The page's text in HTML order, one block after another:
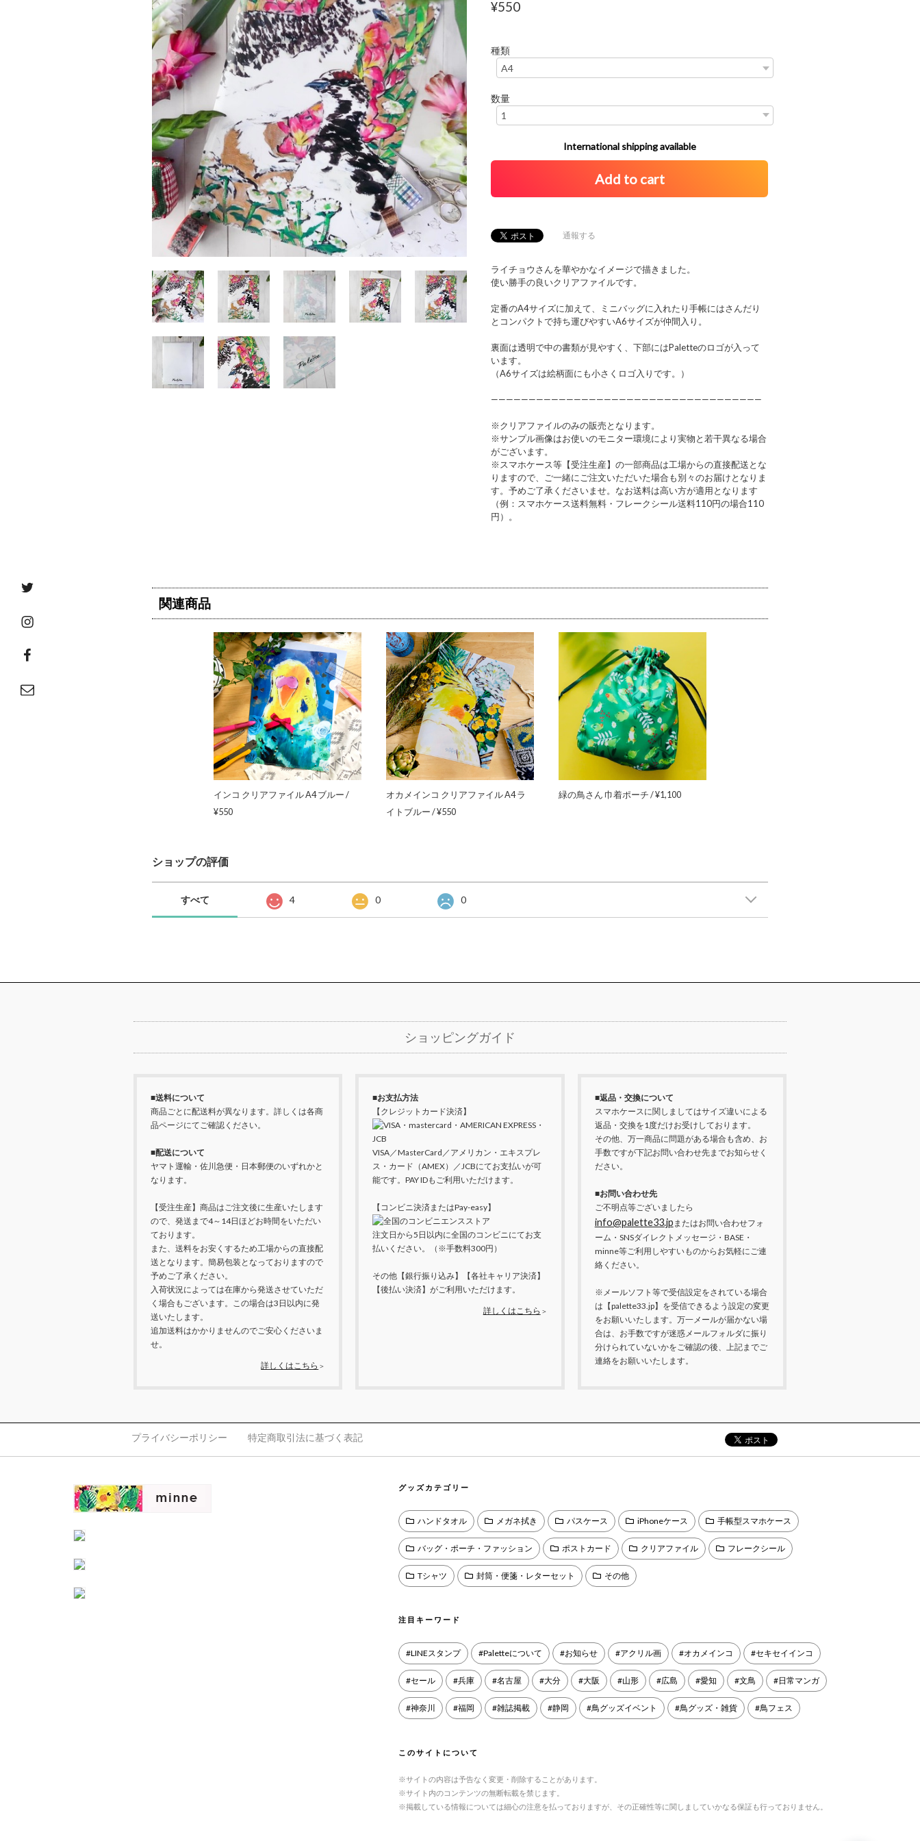
¥550
種類
数量
International shipping available
Add to cart
通報する
ライチョウさんを華やかなイメージで描きました。
使い勝手の良いクリアファイルです。
定番のA4サイズに加えて、ミニバッグに入れたり手帳にはさんだり
とコンパクトで持ち運びやすいA6サイズが仲間入り。
裏面は透明で中の書類が見やすく、下部にはPaletteのロゴが入って
います。
（A6サイズは絵柄面にも小さくロゴ入りです。）
————————————————————————————————————
※クリアファイルのみの販売となります。
※サンプル画像はお使いのモニター環境により実物と若干異なる場合
がございます。
※スマホケース等【受注生産】の一部商品は工場からの直接配送とな
りますので、ご一緒にご注文いただいた場合も別々のお届けとなりま
す。予めご了承くださいませ。なお送料は高い方が適用となります
（例：スマホケース送料無料・フレークシール送料110円の場合110
円）。
関連商品
インコ クリアファイル A4 ブルー /
¥550
オカメインコ クリアファイル A4 ラ
イトブルー / ¥550
緑の鳥さん 巾着ポーチ / ¥1,100
ショップの評価
すべて 4 0 0
ショッピングガイド
■送料について
商品ごとに配送料が異なります。詳しくは各商
品ページにてご確認ください。
■配送について
ヤマト運輸・佐川急便・日本郵便のいずれかと
なります。
【受注生産】商品はご注文後に生産いたします
ので、発送まで4～14日ほどお時間をいただい
ております。
また、送料をお安くするため工場からの直接配
送となります。簡易包装となっておりますので
予めご了承ください。
入荷状況によっては在庫から発送させていただ
く場合もございます。この場合は3日以内に発
送いたします。
追加送料はかかりませんのでご安心くださいま
せ。
詳しくはこちら ＞
■お支払方法
【クレジットカード決済】
VISA／MasterCard／アメリカン・エキスプレ
ス・カード（AMEX）／JCBにてお支払いが可
能です。PAY IDもご利用いただけます。
【コンビニ決済またはPay-easy】
注文日から5日以内に全国のコンビニにてお支
払いください。（※手数料300円）
その他【銀行振り込み】【各社キャリア決済】
【後払い決済】がご利用いただけます。
詳しくはこちら ＞
■返品・交換について
スマホケースに関しましてはサイズ違いによる
返品・交換を1度だけお受けしております。
その他、万一商品に問題がある場合も含め、お
手数ですが下記お問い合わせ先までお知らせく
ださい。
■お問い合わせ先
ご不明点等ございましたら
info@palette33.jp またはお問い合わせフォ
ーム・SNSダイレクトメッセージ・BASE・
minne等ご利用しやすいものからお気軽にご連
絡ください。
※メールソフト等で受信設定をされている場合
は【palette33.jp】を受信できるよう設定の変更
をお願いいたします。万一メールが届かない場
合は、お手数ですが迷惑メールフォルダに振り
分けられていないかをご確認の後、上記までご
連絡をお願いいたします。
プライバシーポリシー 特定商取引法に基づく表記
グッズカテゴリー
ハンドタオル メガネ拭き パスケース iPhoneケース 手帳型スマホケース
バッグ・ポーチ・ファッション ポストカード クリアファイル フレークシール
Tシャツ 封筒・便箋・レターセット その他
注目キーワード
LINEスタンプ Paletteについて お知らせ アクリル画 オカメインコ セキセイインコ
セール 兵庫 名古屋 大分 大阪 山形 広島 愛知 文鳥 日常マンガ
神奈川 福岡 雑誌掲載 静岡 鳥グッズイベント 鳥グッズ・雑貨 鳥フェス
このサイトについて
※サイトの内容は予告なく変更・削除することがあります。
※サイト内のコンテンツの無断転載を禁じます。
※掲載している情報については細心の注意を払っておりますが、その正確性等に関しましていかなる保証も行っておりません。
Twitter
Instagram
facebook
Email